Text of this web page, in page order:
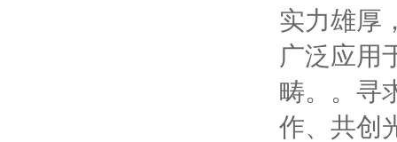
实力雄厚
广泛应用
畴。。寻
作、共创